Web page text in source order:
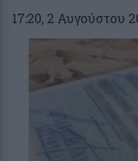
17:20, 2 Αυγούστου